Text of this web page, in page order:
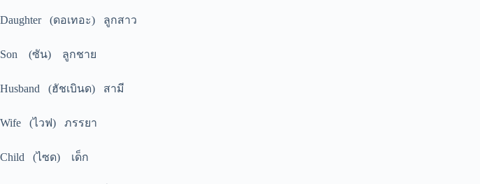
Daughter (ดอเทอะ) ลูกสาว
Son (ซัน) ลูกชาย
Husband (ฮัชเบินด) สามี
Wife (ไวฟ) ภรรยา
Child (ไซด) เด็ก